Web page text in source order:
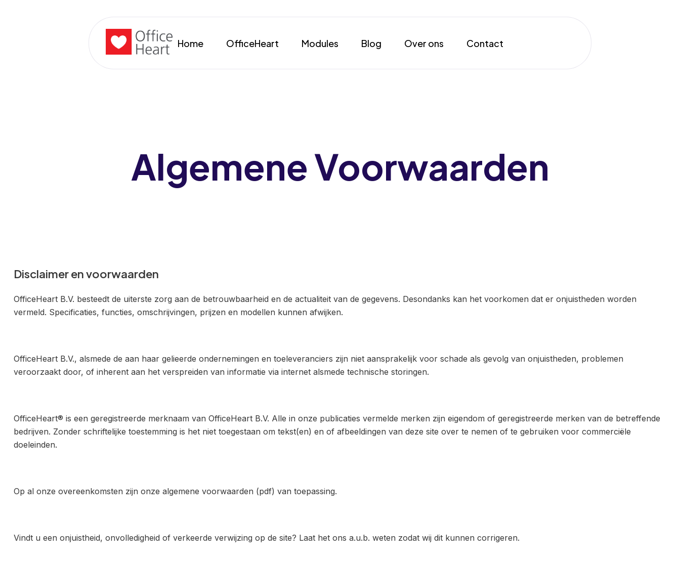
Home OfficeHeart Modules Blog Over ons Contact
Algemene Voorwaarden
Disclaimer en voorwaarden
OfficeHeart B.V. besteedt de uiterste zorg aan de betrouwbaarheid en de actualiteit van de gegevens. Desondanks kan het voorkomen dat er onjuistheden worden
vermeld. Specificaties, functies, omschrijvingen, prijzen en modellen kunnen afwijken.
OfficeHeart B.V., alsmede de aan haar gelieerde ondernemingen en toeleveranciers zijn niet aansprakelijk voor schade als gevolg van onjuistheden, problemen
veroorzaakt door, of inherent aan het verspreiden van informatie via internet alsmede technische storingen.
OfficeHeart® is een geregistreerde merknaam van OfficeHeart B.V. Alle in onze publicaties vermelde merken zijn eigendom of geregistreerde merken van de betreffende
bedrijven. Zonder schriftelijke toestemming is het niet toegestaan om tekst(en) en of afbeeldingen van deze site over te nemen of te gebruiken voor commerciële
doeleinden.
Op al onze overeenkomsten zijn onze algemene voorwaarden (pdf) van toepassing.
Vindt u een onjuistheid, onvolledigheid of verkeerde verwijzing op de site? Laat het ons a.u.b. weten zodat wij dit kunnen corrigeren.